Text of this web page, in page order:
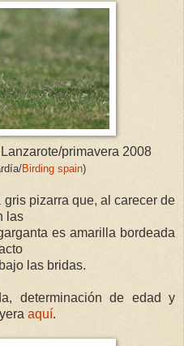
Lanzarote/primavera 2008
Birding spain)
gris pizarra que, al carecer de
las
es amarilla bordeada
las bridas.
determinación de edad y
aquí.